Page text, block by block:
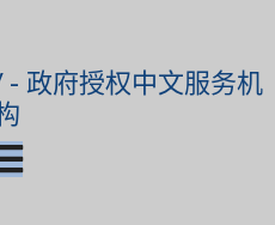
- 政府授权中文服务机